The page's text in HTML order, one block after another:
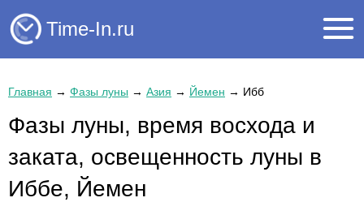
Time-In.ru
Главная → Фазы луны → Азия → Йемен → Ибб
Фазы луны, время восхода и
заката, освещенность луны в
Иббе, Йемен